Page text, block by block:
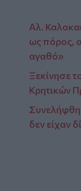
Αλ.
ως πόρος,
αγαθό»
Ξεκίνησε
Κρητικών
δεν είχαν